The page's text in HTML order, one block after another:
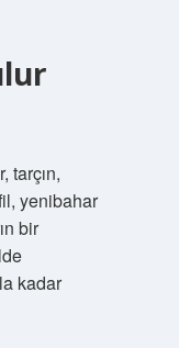
tarçın,
yenibahar
bir
kadar